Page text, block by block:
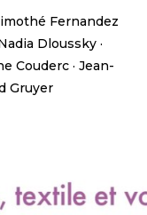
Fernandez
Dloussky ·
Couderc · Jean-
Gruyer